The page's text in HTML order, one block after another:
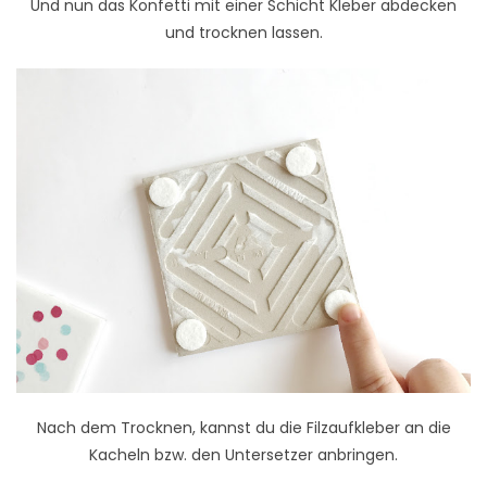
Und nun das Konfetti mit einer Schicht Kleber abdecken
und trocknen lassen.
Nach dem Trocknen, kannst du die Filzaufkleber an die
Kacheln bzw. den Untersetzer anbringen.